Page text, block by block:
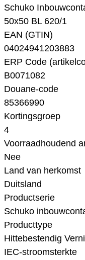
Schuko
50x50 BL 620/1
EAN (GTIN)
04024941203883
ERP Code
B0071082
Douane-code
85366990
Kortingsgroep
4
Voorraadhoudend
Nee
Land van herkomst
Duitsland
Productserie
Schuko
Producttype
Hittebestendig
IEC-stroomsterkte